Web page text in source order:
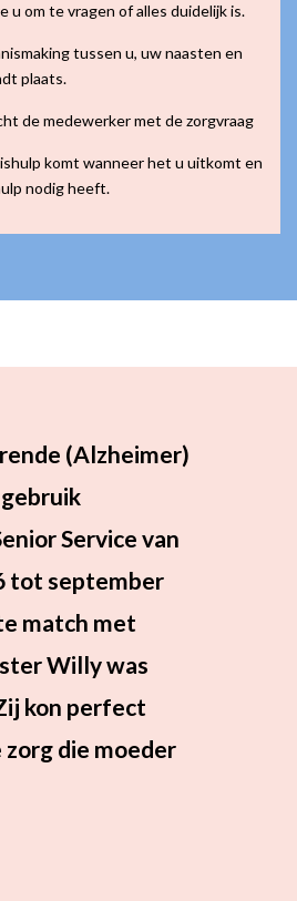
u om te vragen of alles duidelijk is.
tussen u, uw naasten en
plaats.
de medewerker met de zorgvraag
komt wanneer het u uitkomt en
nodig heeft.
(Alzheimer)
Service van
tot september
match met
Willy was
kon perfect
zorg die moeder